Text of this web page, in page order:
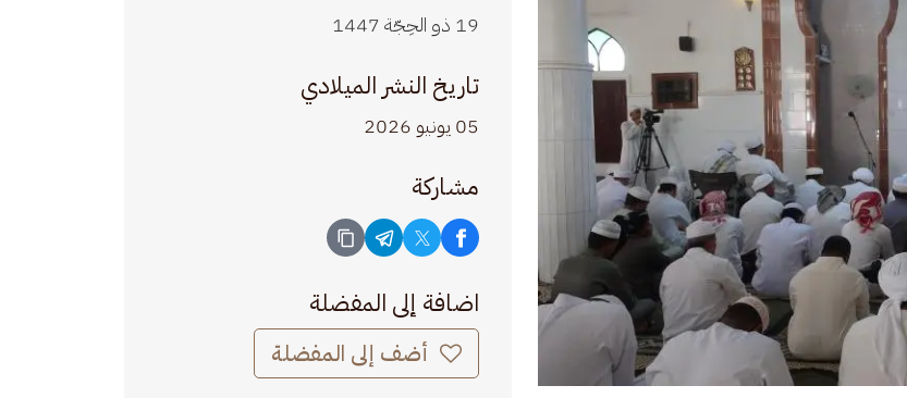
19 ذو الحِجّة 1447
تاريخ النشر الميلادي
05 يونيو 2026
مشاركة
اضافة إلى المفضلة
أضف إلى المفضلة